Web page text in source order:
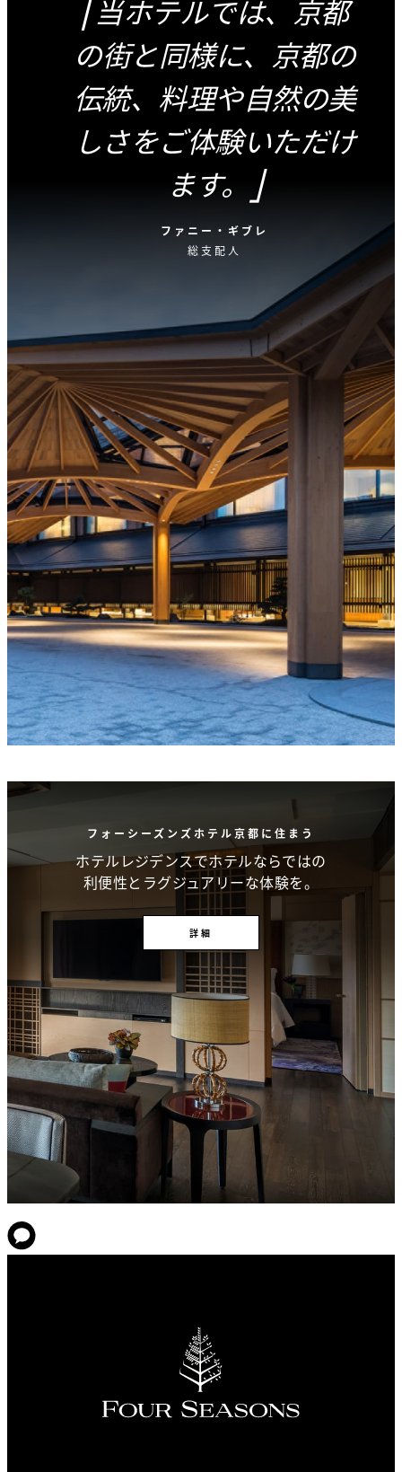
ただけます。
当ホテルでは、京都
の街と同様に、京都の
伝統、料理や自然の美
しさをご体験いただけ
ます。
ファニー・ギブレ
総支配人
フォーシーズンズホテル京都に住まう
ホテルレジデンスでホテルならではの
利便性とラグジュアリーな体験を。
詳細